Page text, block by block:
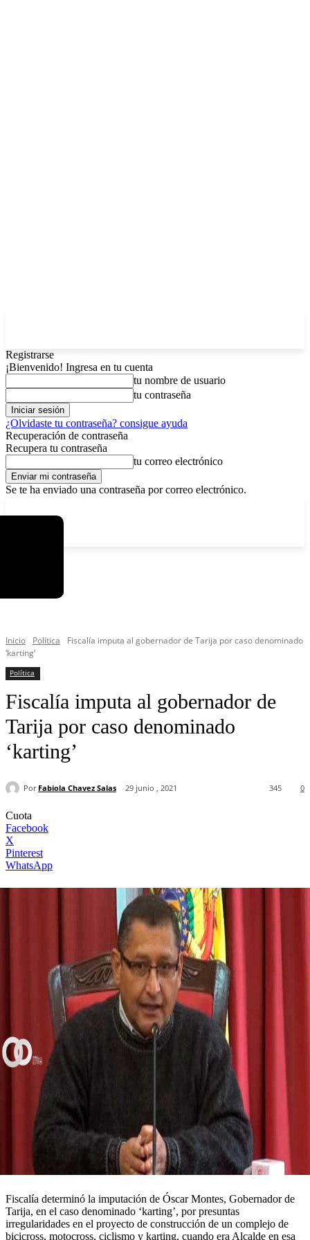
Registrarse
¡Bienvenido! Ingresa en tu cuenta
tu nombre de usuario
tu contraseña
¿Olvidaste tu contraseña? consigue ayuda
Recuperación de contraseña
Recupera tu contraseña
tu correo electrónico
Se te ha enviado una contraseña por correo electrónico.
Inicio Política
Fiscalía imputa al gobernador de Tarija por caso denominado
‘karting’
Política
Fiscalía imputa al gobernador de
Tarija por caso denominado
‘karting’
Por Fabiola Chavez Salas 29 junio , 2021 0
345
Cuota
Facebook
X
Pinterest
WhatsApp
Fiscalía determinó la imputación de Óscar Montes, Gobernador de
Tarija, en el caso denominado ‘karting’, por presuntas
irregularidades en el proyecto de construcción de un complejo de
bicicross, motocross, ciclismo y karting, cuando era Alcalde en esa